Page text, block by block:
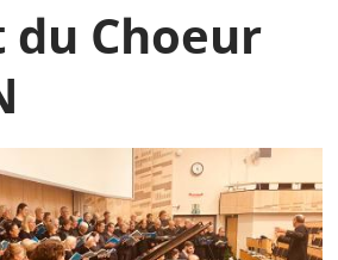
du Choeur